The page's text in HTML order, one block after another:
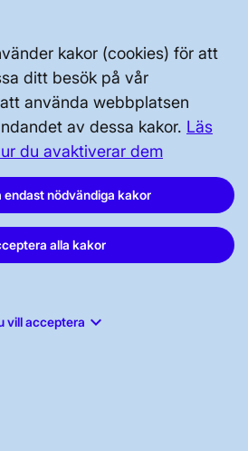
kakor (cookies) för att
ditt besök på vår
använda webbplatsen
av dessa kakor. Läs
du avaktiverar dem
nödvändiga kakor
alla kakor
vill acceptera keyboard_arrow_down
Box 1200, 172 24
00
4284